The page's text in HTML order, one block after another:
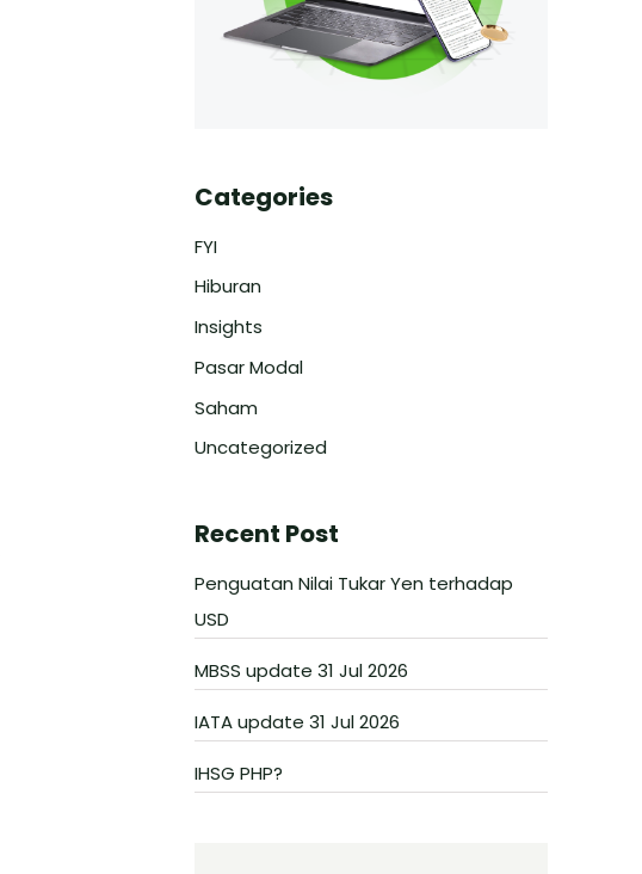
Categories
FYI
Hiburan
Insights
Pasar Modal
Saham
Uncategorized
Recent Post
Penguatan Nilai Tukar Yen terhadap
USD
MBSS update 31 Jul 2026
IATA update 31 Jul 2026
IHSG PHP?